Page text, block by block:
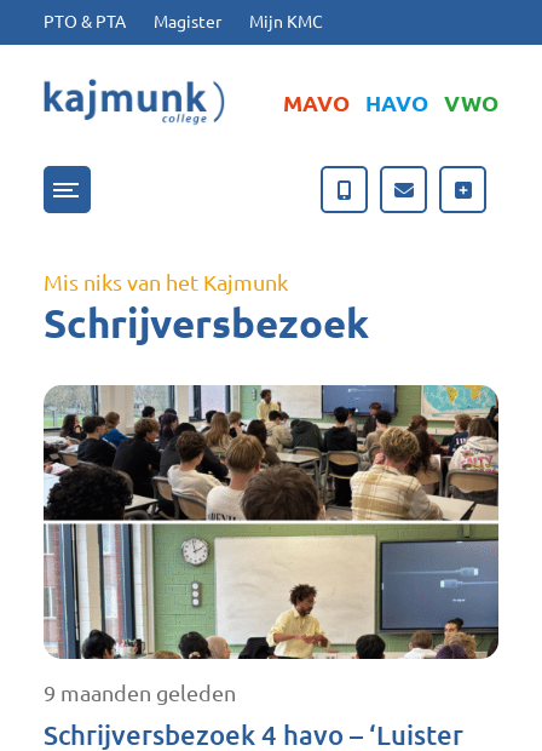
Ga naar hoofdinhoud
Ga naar footer
PTO & PTA Magister Mijn KMC
MAVO HAVO VWO
Menu openen/sluiten
Mis niks van het Kajmunk
Schrijversbezoek
9 maanden geleden
Schrijversbezoek 4 havo – ‘Luister